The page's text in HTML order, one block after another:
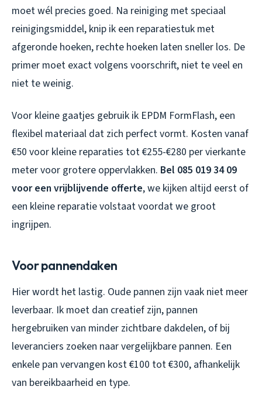
moet wél precies goed. Na reiniging met speciaal
reinigingsmiddel, knip ik een reparatiestuk met
afgeronde hoeken, rechte hoeken laten sneller los. De
primer moet exact volgens voorschrift, niet te veel en
niet te weinig.
Voor kleine gaatjes gebruik ik EPDM FormFlash, een
flexibel materiaal dat zich perfect vormt. Kosten vanaf
€50 voor kleine reparaties tot €255-€280 per vierkante
meter voor grotere oppervlakken. Bel 085 019 34 09
voor een vrijblijvende offerte, we kijken altijd eerst of
een kleine reparatie volstaat voordat we groot
ingrijpen.
Voor pannendaken
Hier wordt het lastig. Oude pannen zijn vaak niet meer
leverbaar. Ik moet dan creatief zijn, pannen
hergebruiken van minder zichtbare dakdelen, of bij
leveranciers zoeken naar vergelijkbare pannen. Een
enkele pan vervangen kost €100 tot €300, afhankelijk
van bereikbaarheid en type.